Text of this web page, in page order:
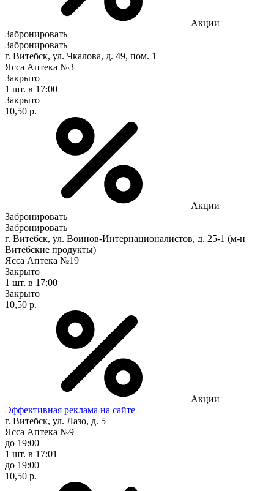
Акции
Забронировать
Забронировать
г. Витебск, ул. Чкалова, д. 49, пом. 1
Ясса Аптека №3
Закрыто
1 шт. в 17:00
Закрыто
10,50 р.
Акции
Забронировать
Забронировать
г. Витебск, ул. Воинов-Интернационалистов, д. 25-1 (м-н
Витебские продукты)
Ясса Аптека №19
Закрыто
1 шт. в 17:00
Закрыто
10,50 р.
Акции
Эффективная реклама на сайте
г. Витебск, ул. Лазо, д. 5
Ясса Аптека №9
до 19:00
1 шт. в 17:01
до 19:00
10,50 р.